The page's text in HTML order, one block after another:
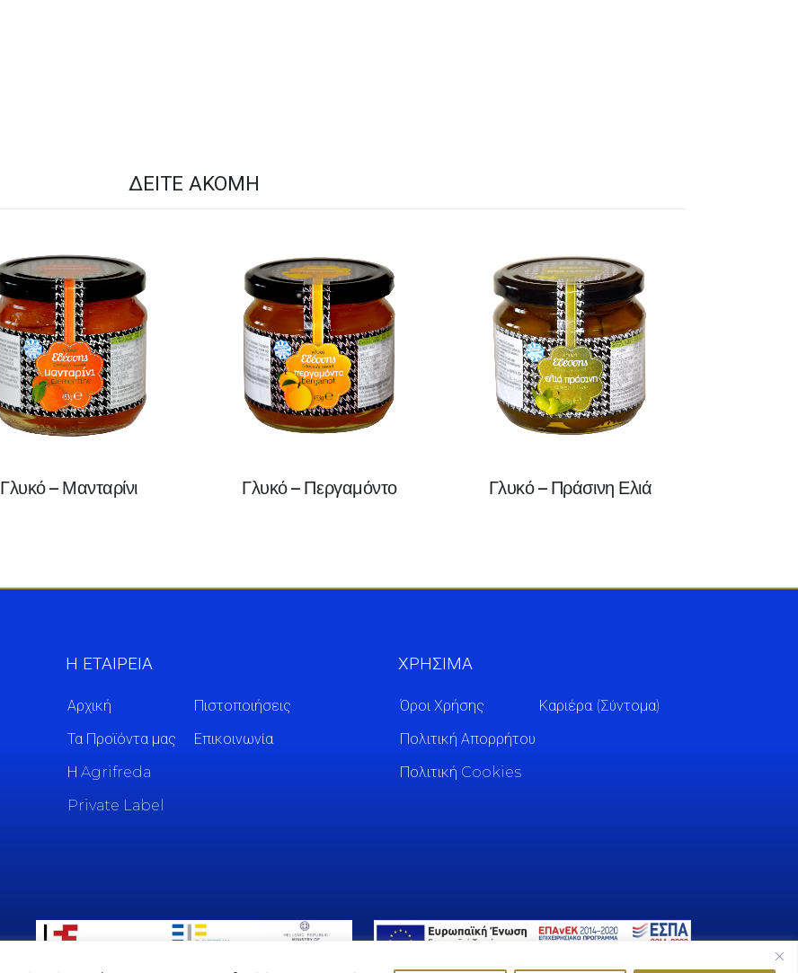
ΔΕΊΤΕ ΑΚΌΜΗ
Γλυκό – Μανταρίνι Γλυκό – Περγαμόντο Γλυκό – Πράσινη Ελιά
Η ΕΤΑΙΡΕΙΑ
Αρχική
Τα Προϊόντα μας
Η Agrifreda
Private Label
Πιστοποιήσεις
Επικοινωνία
ΧΡΗΣΙΜΑ
Όροι Χρήσης
Πολιτική Απορρήτου
Πολιτική Cookies
Καριέρα (Σύντομα)